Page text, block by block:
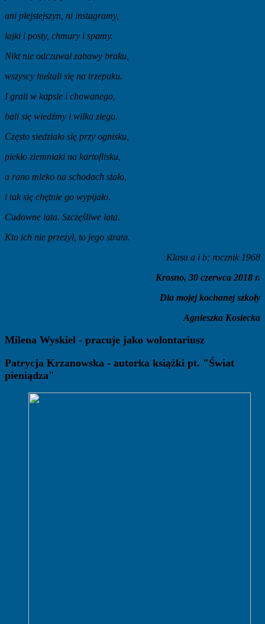
ani plejstejszyn, ni instagramy,
lajki i posty, chmury i spamy.
Nikt nie odczuwał zabawy braku,
wszyscy huśtali się na trzepaku.
I grali w kapsle i chowanego,
bali się wiedźmy i wilka złego.
Często siedziało się przy ognisku,
piekło ziemniaki na kartoflisku,
a rano mleko na schodach stało,
i tak się chętnie go wypijało.
Cudowne lata. Szczęśliwe lata.
Kto ich nie przeżył, to jego strata.
Klasa a i b; rocznik 1968
Krosno, 30 czerwca 2018 r.
Dla mojej kochanej szkoły
Agnieszka Kosiecka
Milena Wyskiel - pracuje jako wolontariusz
Patrycja Krzanowska - autorka książki pt. "Świat
pieniądza"